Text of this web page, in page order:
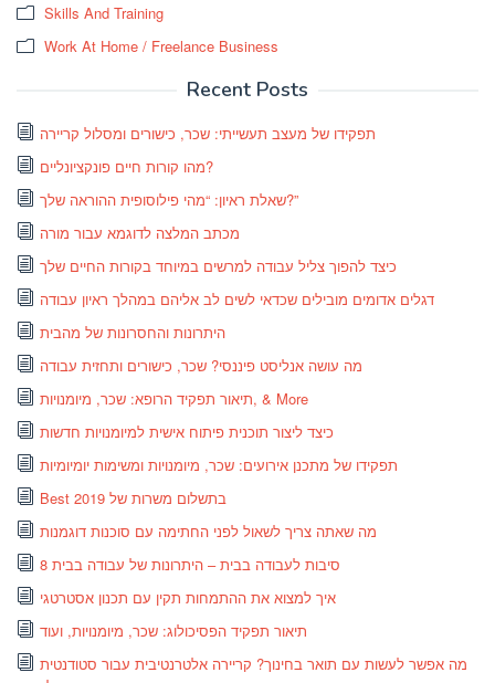
Skills And Training
Work At Home / Freelance Business
Recent Posts
תפקידו של מעצב תעשייתי: שכר, כישורים ומסלול קריירה
מהו קורות חיים פונקציונליים?
שאלת ראיון: “מהי פילוסופית ההוראה שלך?”
מכתב המלצה לדוגמא עבור מורה
כיצד להפוך צליל עבודה למרשים במיוחד בקורות החיים שלך
דגלים אדומים מובילים שכדאי לשים לב אליהם במהלך ראיון עבודה
היתרונות והחסרונות של מהבית
מה עושה אנליסט פיננסי? שכר, כישורים ותחזית עבודה
תיאור תפקיד הרופא: שכר, מיומנויות, & More
כיצד ליצור תוכנית פיתוח אישית למיומנויות חדשות
תפקידו של מתכנן אירועים: שכר, מיומנויות ומשימות יומיומיות
Best בתשלום משרות של 2019
מה שאתה צריך לשאול לפני החתימה עם סוכנות דוגמנות
8 סיבות לעבודה בבית – היתרונות של עבודה בבית
איך למצוא את ההתמחות תקין עם תכנון אסטרטגי
תיאור תפקיד הפסיכולוג: שכר, מיומנויות, ועוד
מה אפשר לעשות עם תואר בחינוך? קריירה אלטרנטיבית עבור סטודנטית